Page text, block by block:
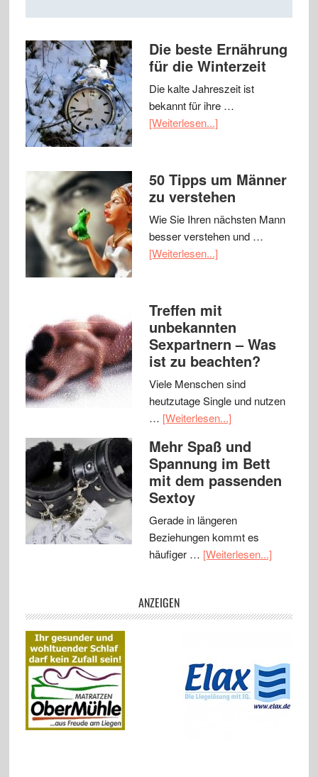
Die beste Ernährung
für die Winterzeit
Die kalte Jahreszeit ist
bekannt für ihre …
[Weiterlesen...]
50 Tipps um Männer
zu verstehen
Wie Sie Ihren nächsten Mann
besser verstehen und …
[Weiterlesen...]
Treffen mit
unbekannten
Sexpartnern – Was
ist zu beachten?
Viele Menschen sind
heutzutage Single und nutzen
… [Weiterlesen...]
Mehr Spaß und
Spannung im Bett
mit dem passenden
Sextoy
Gerade in längeren
Beziehungen kommt es
häufiger … [Weiterlesen...]
ANZEIGEN